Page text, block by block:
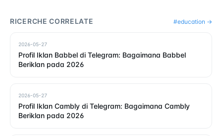
RICERCHE CORRELATE #education →
2026-05-27
Profil Iklan Babbel di Telegram: Bagaimana Babbel
Beriklan pada 2026
2026-05-27
Profil Iklan Cambly di Telegram: Bagaimana Cambly
Beriklan pada 2026